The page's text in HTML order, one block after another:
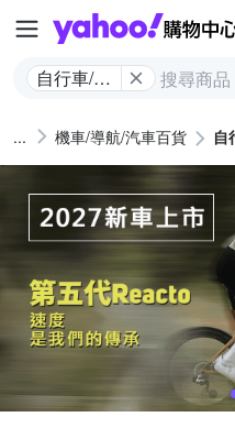
自行車/自
機車/導航/汽車百貨 自